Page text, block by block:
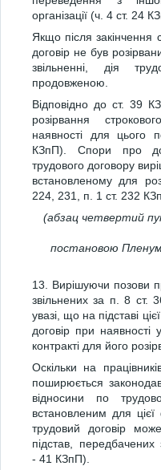
організації (ч. 4 ст. 24
Якщо після закінчення
договір не був
звільненні, дія
продовженою.
Відповідно до ст. 39
розірвання
наявності для цього
КЗпП). Спори про
трудового договору
встановленому для
224, 231, п. 1 ст. 232
(абзац четвертий
постановою
13. Вирішуючи позови
звільнених за п. 8 ст.
увазі, що на підставі
договір при
контракті для його
Оскільки на
поширюється
відносини по
встановленим для
трудовий договір
підстав,
- 41 КЗпП).